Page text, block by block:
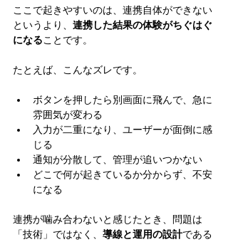
ここで起きやすいのは、連携自体ができない
というより、 連携した結果の体験がちぐはぐ
になることです。
たとえば、こんなズレです。
ボタンを押したら別画面に飛んで、急に
雰囲気が変わる
入力が二重になり、ユーザーが面倒に感
じる
通知が分散して、管理が追いつかない
どこで何が起きているか分からず、不安
になる
連携が噛み合わないと感じたとき、問題は
「技術」ではなく、 導線と運用の設計である